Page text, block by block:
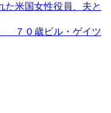
た米国女性役員、夫と
７０歳ビル・ゲイツ